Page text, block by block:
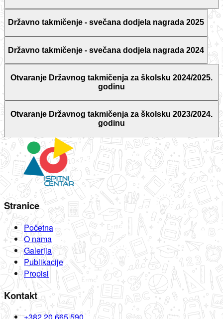
Državno takmičenje - svečana dodjela nagrada 2025
Državno takmičenje - svečana dodjela nagrada 2024
Otvaranje Državnog takmičenja za školsku 2024/2025.
godinu
Otvaranje Državnog takmičenja za školsku 2023/2024.
godinu
Stranice
Početna
O nama
Galerija
Publikacije
Propisi
Kontakt